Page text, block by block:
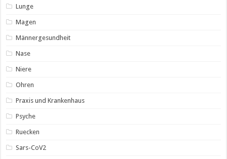
Lunge
Magen
Männergesundheit
Nase
Niere
Ohren
Praxis und Krankenhaus
Psyche
Ruecken
Sars-CoV2